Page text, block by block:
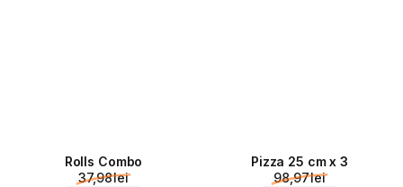
Rolls Combo
37,98 lei
Pizza 25 cm x 3
98,97 lei